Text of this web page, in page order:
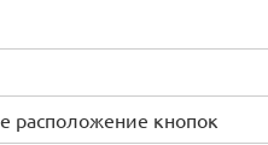
расположение кнопок